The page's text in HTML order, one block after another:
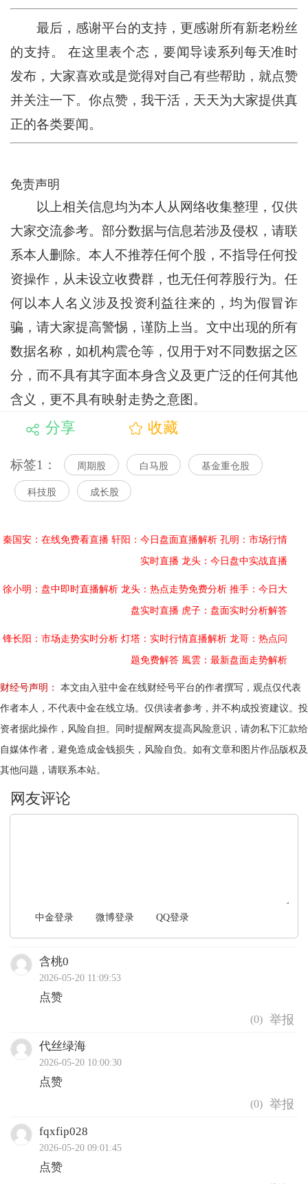
最后，感谢平台的支持，更感谢所有新老粉丝
的支持。 在这里表个态，要闻导读系列每天准时
发布，大家喜欢或是觉得对自己有些帮助，就点赞
并关注一下。你点赞，我干活，天天为大家提供真
正的各类要闻。
免责声明
以上相关信息均为本人从网络收集整理，仅供
大家交流参考。部分数据与信息若涉及侵权，请联
系本人删除。本人不推荐任何个股，不指导任何投
资操作，从未设立收费群，也无任何荐股行为。任
何以本人名义涉及投资利益往来的，均为假冒诈
骗，请大家提高警惕，谨防上当。文中出现的所有
数据名称，如机构震仓等，仅用于对不同数据之区
分，而不具有其字面本身含义及更广泛的任何其他
含义，更不具有映射走势之意图。
分享 收藏
标签1： 周期股 白马股 基金重仓股
科技股 成长股
秦国安：在线免费看直播 轩阳：今日盘面直播解析 孔明：市场行情
实时直播 龙头：今日盘中实战直播
徐小明：盘中即时直播解析 龙头：热点走势免费分析 推手：今日大
盘实时直播 虎子：盘面实时分析解答
锋长阳：市场走势实时分析 灯塔：实时行情直播解析 龙哥：热点问
题免费解答 風雲：最新盘面走势解析
财经号声明：
本文由入驻中金在线财经号平台的作者撰写，观点仅代表
作者本人，不代表中金在线立场。仅供读者参考，并不构成投资建议。投
资者据此操作，风险自担。同时提醒网友提高风险意识，请勿私下汇款给
自媒体作者，避免造成金钱损失，风险自负。如有文章和图片作品版权及
其他问题，请联系本站。
中金登录 微博登录 QQ登录
含桃0
2026-05-20 11:09:53
点赞
(0)
代丝绿海
2026-05-20 10:00:30
点赞
(0)
fqxfip028
2026-05-20 09:01:45
点赞